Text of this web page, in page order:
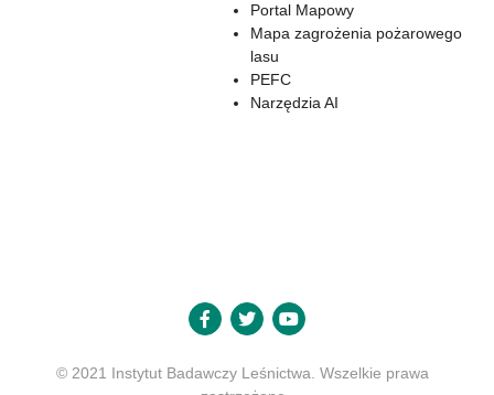
Portal Mapowy
Mapa zagrożenia pożarowego
lasu
PEFC
Narzędzia AI
© 2021 Instytut Badawczy Leśnictwa. Wszelkie prawa